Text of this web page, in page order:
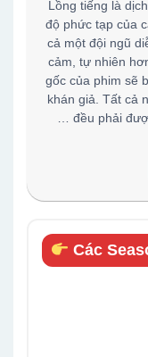
Lồng tiếng là
độ phức tạp của
cả một đội ngũ
cảm, tự nhiên
gốc của phim sẽ
khán giả. Tất cả
… đều phải
Các